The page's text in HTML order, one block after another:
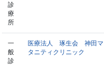
診
療
所
一
般
診
医療法人 琢生会 神田マ
タニティクリニック